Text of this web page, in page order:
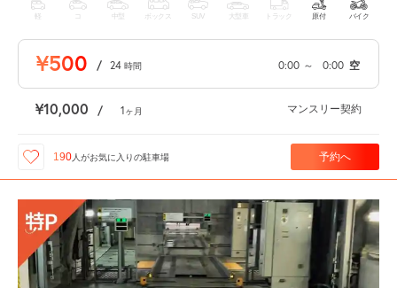
軽 中型 ボックス SUV 大型車 トラック 原付 バイク
¥500 / 24 時間 0:00 ～ 0:00 空
¥10,000 / 1ヶ月 マンスリー契約
190人がお気に入りの駐車場 予約へ